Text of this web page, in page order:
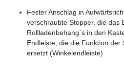
Fester Anschlag in
verschraubte Stopper, die das
Rollladenbehang´s in den
Endleiste, die die Funktion der
ersetzt (Winkelendleiste)